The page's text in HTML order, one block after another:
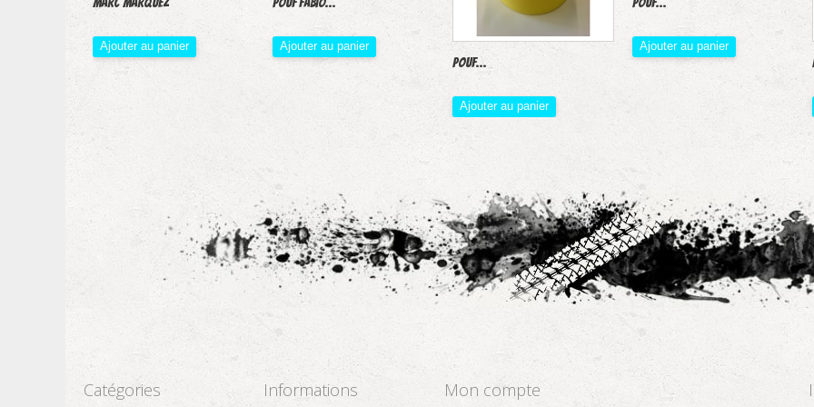
Ajouter au panier Ajouter au panier
Pouf...
Ajouter au panier
Ajouter au panier
Catégories Informations Mon compte